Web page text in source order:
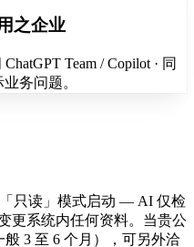
之企业
Team / Copilot · 同
务问题。
只读」模式启动 — AI 仅检
更系统内任何资料。当贵公
3 至 6 个月），可另外洽